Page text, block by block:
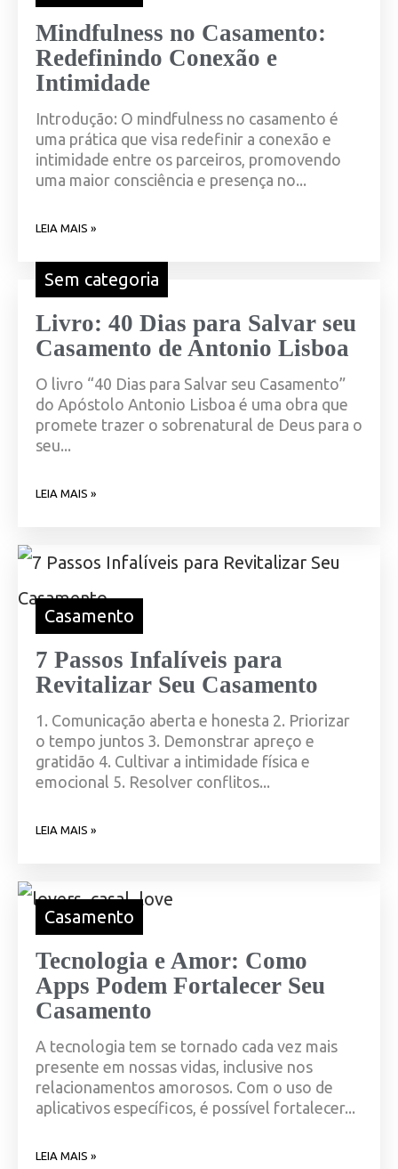
Mindfulness no Casamento:
Redefinindo Conexão e
Intimidade
Introdução: O mindfulness no casamento é
uma prática que visa redefinir a conexão e
intimidade entre os parceiros, promovendo
uma maior consciência e presença no...
LEIA MAIS »
Sem categoria
Livro: 40 Dias para Salvar seu
Casamento de Antonio Lisboa
O livro “40 Dias para Salvar seu Casamento”
do Apóstolo Antonio Lisboa é uma obra que
promete trazer o sobrenatural de Deus para o
seu...
LEIA MAIS »
Casamento
7 Passos Infalíveis para
Revitalizar Seu Casamento
1. Comunicação aberta e honesta 2. Priorizar
o tempo juntos 3. Demonstrar apreço e
gratidão 4. Cultivar a intimidade física e
emocional 5. Resolver conflitos...
LEIA MAIS »
Casamento
Tecnologia e Amor: Como
Apps Podem Fortalecer Seu
Casamento
A tecnologia tem se tornado cada vez mais
presente em nossas vidas, inclusive nos
relacionamentos amorosos. Com o uso de
aplicativos específicos, é possível fortalecer...
LEIA MAIS »